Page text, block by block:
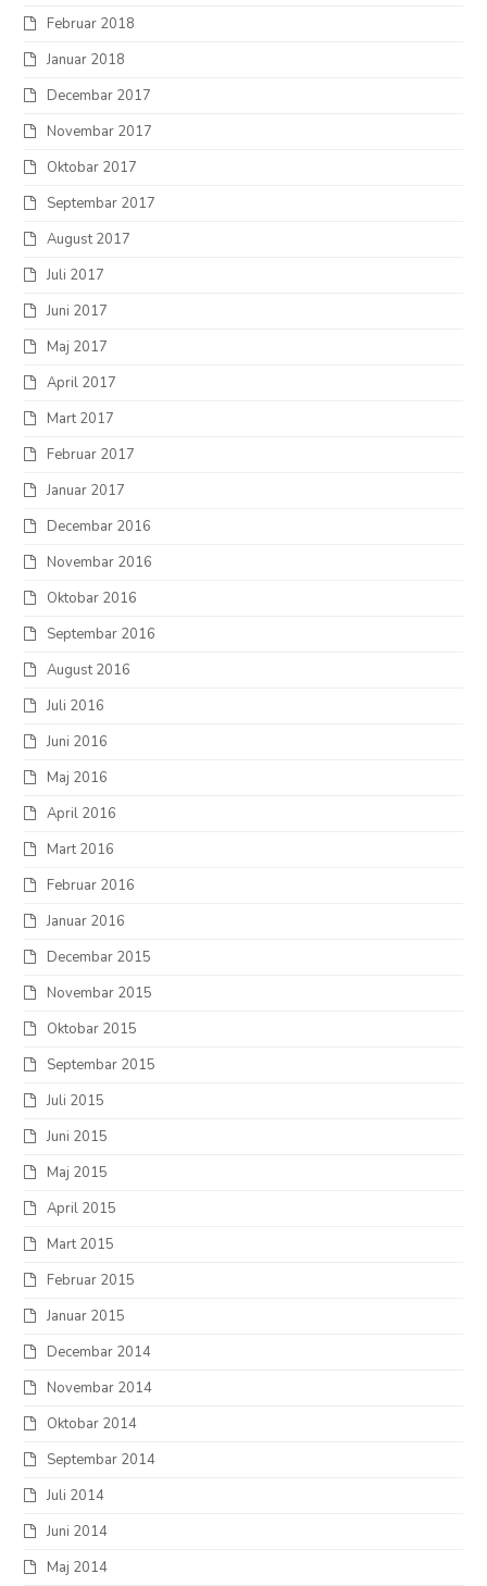
Februar 2018
Januar 2018
Decembar 2017
Novembar 2017
Oktobar 2017
Septembar 2017
August 2017
Juli 2017
Juni 2017
Maj 2017
April 2017
Mart 2017
Februar 2017
Januar 2017
Decembar 2016
Novembar 2016
Oktobar 2016
Septembar 2016
August 2016
Juli 2016
Juni 2016
Maj 2016
April 2016
Mart 2016
Februar 2016
Januar 2016
Decembar 2015
Novembar 2015
Oktobar 2015
Septembar 2015
Juli 2015
Juni 2015
Maj 2015
April 2015
Mart 2015
Februar 2015
Januar 2015
Decembar 2014
Novembar 2014
Oktobar 2014
Septembar 2014
Juli 2014
Juni 2014
Maj 2014